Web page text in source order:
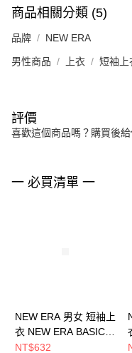
商品相關分類 (5)
品牌 NEW ERA
男性商品 上衣 短袖上
評價
喜歡這個商品嗎？購買後
一 必買清單 一
NEW ERA 男女 短袖上
衣 NEW ERA BASIC
NEW ERA
NT$632